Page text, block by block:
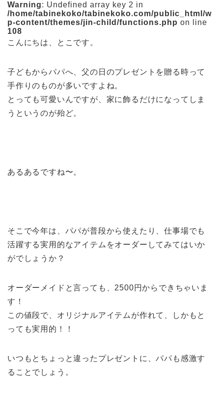
Warning: Undefined array key 2 in
/home/tabinekoko/tabinekoko.com/public_html/w
p-content/themes/jin-child/functions.php on line
108
こんにちは、とこです。
子どもからパパへ、父の日のプレゼントを贈る時って
手作りのものが多いですよね。
とっても可愛いんですが、家に飾るだけになってしま
うというのが殆ど。
あるあるですね〜。
そこで今年は、パパが普段から使えたり、仕事場でも
活躍する実用的なアイテムをオーダーしてみてはいか
がでしょうか？
オーダーメイドと言っても、2500円からできちゃいま
す！
この値段で、オリジナルアイテムが作れて、しかもと
っても実用的！！
いつもとちょっと違ったプレゼントに、パパも感激す
ることでしょう。